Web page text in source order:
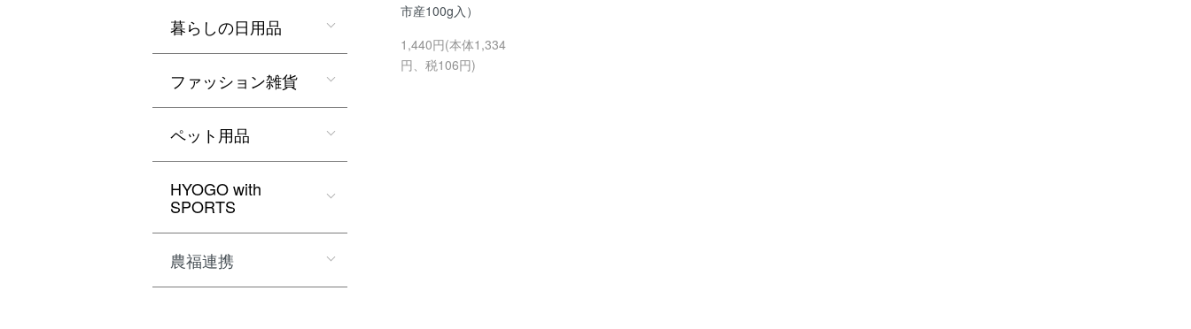
市産100g入）
1,440円(本体1,334
円、税106円)
暮らしの日用品
ファッション雑貨
ペット用品
HYOGO with
SPORTS
農福連携